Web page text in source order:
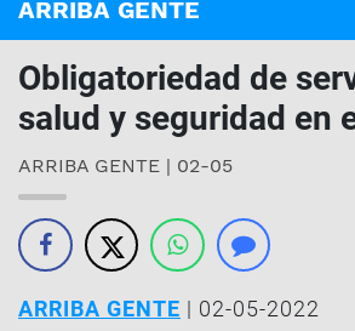
ARRIBA GENTE
Obligatoriedad de
salud y seguridad en
ARRIBA GENTE | 02-05
ARRIBA GENTE | 02-05-2022